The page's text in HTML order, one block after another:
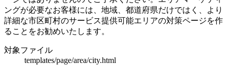
ングが必要なお客様には、地域、都道府県だけではく、より
詳細な市区町村のサービス提供可能エリアの対策ページを作
ることをお勧めいたします。
対象ファイル
templates/page/area/city.html